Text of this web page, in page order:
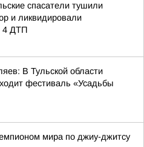
спасатели тушили
и ликвидировали
4 ДТП
В Тульской области
фестиваль «Усадьбы
мира по джиу-джитсу